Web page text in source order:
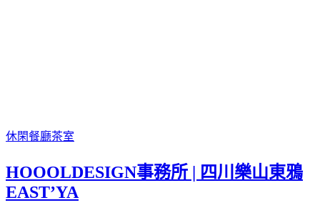
休閑餐廳茶室
HOOOLDESIGN事務所 | 四川樂山東鴉
EAST’YA